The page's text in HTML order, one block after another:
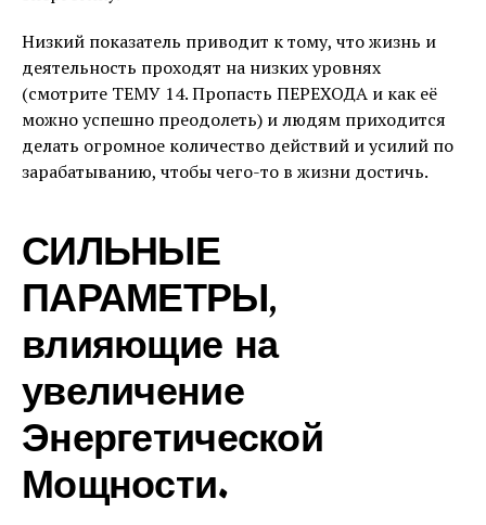
Низкий показатель приводит к тому, что жизнь и
деятельность проходят на низких уровнях
(смотрите ТЕМУ 14. Пропасть ПЕРЕХОДА и как её
можно успешно преодолеть) и людям приходится
делать огромное количество действий и усилий по
зарабатыванию, чтобы чего-то в жизни достичь.
СИЛЬНЫЕ
ПАРАМЕТРЫ,
влияющие на
увеличение
Энергетической
Мощности.